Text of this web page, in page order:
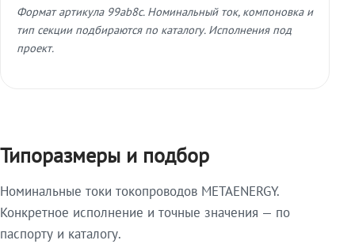
Формат артикула 99ab8c. Номинальный ток, компоновка и
тип секции подбираются по каталогу. Исполнения под
проект.
Типоразмеры и подбор
Номинальные токи токопроводов METAENERGY.
Конкретное исполнение и точные значения — по
паспорту и каталогу.